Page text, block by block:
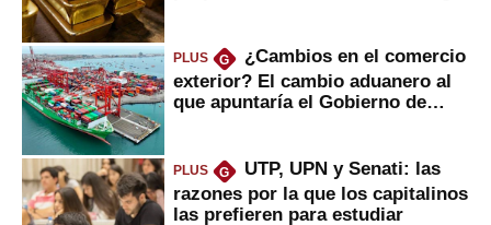
PLUS G
¿Cambios en el comercio
exterior? El cambio aduanero al
que apuntaría el Gobierno de
PLUS G
UTP, UPN y Senati: las
razones por la que los capitalinos
las prefieren para estudiar